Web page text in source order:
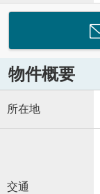
物件概要
所在地
交通